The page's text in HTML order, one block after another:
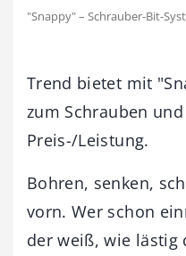
"Snappy" – Schrauber-Bit-
Trend bietet mit
zum Schrauben
Preis-/Leistung.
Bohren, senken,
vorn. Wer schon
der weiß, wie lästig